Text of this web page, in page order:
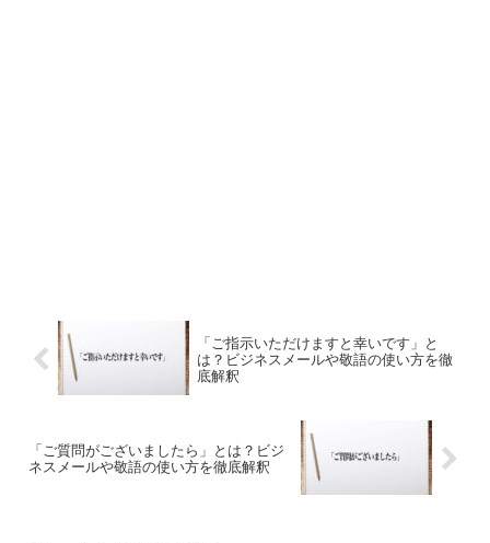
「ご指示いただけますと幸いです」と
は？ビジネスメールや敬語の使い方を徹
底解釈
「ご質問がございましたら」とは？ビジ
ネスメールや敬語の使い方を徹底解釈